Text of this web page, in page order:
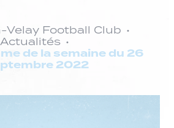
Velay Football Club
Actualités
de la semaine du 26
2022